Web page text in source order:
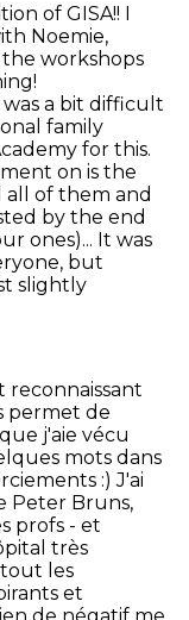
of GISA!! I
Noemie,
workshops
a bit difficult
family
for this.
on is the
of them and
by the end
ones)... It was
but
slightly
reconnaissant
permet de
j'aie vécu
mots dans
:) J'ai
Peter Bruns,
profs - et
très
les
et
de négatif me